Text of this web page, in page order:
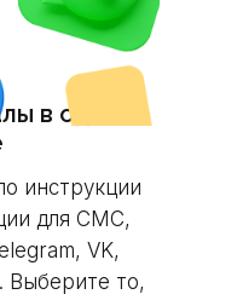
в одном
инструкции
для СМС,
VK,
Выберите то,